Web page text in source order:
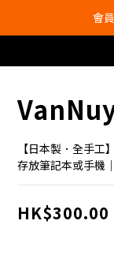
會
會
【日本製．全手工】
存放筆記本或手機
HK$300.00